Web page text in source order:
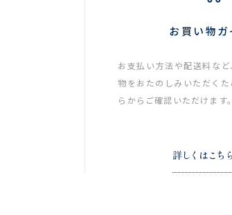
お買い物ガ
お支払い方法や配送料な
物をおたのしみいただく
らからご確認いただけます。
詳しくはこちら